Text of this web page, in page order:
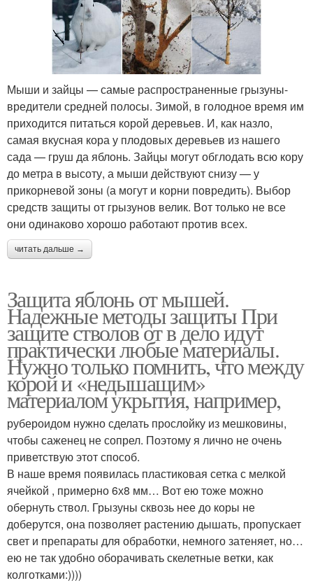
Мыши и зайцы — самые распространенные грызуны-
вредители средней полосы. Зимой, в голодное время им
приходится питаться корой деревьев. И, как назло,
самая вкусная кора у плодовых деревьев из нашего
сада — груш да яблонь. Зайцы могут обглодать всю кору
до метра в высоту, а мыши действуют снизу — у
прикорневой зоны (а могут и корни повредить). Выбор
средств защиты от грызунов велик. Вот только не все
они одинаково хорошо работают против всех.
читать дальше →
Защита яблонь от мышей.
Надежные методы защиты При
защите стволов от в дело идут
практически любые материалы.
Нужно только помнить, что между
корой и «недышащим»
материалом укрытия, например,
рубероидом нужно сделать прослойку из мешковины,
чтобы саженец не сопрел. Поэтому я лично не очень
приветствую этот способ.
В наше время появилась пластиковая сетка с мелкой
ячейкой , примерно 6х8 мм… Вот ею тоже можно
обернуть ствол. Грызуны сквозь нее до коры не
доберутся, она позволяет растению дышать, пропускает
свет и препараты для обработки, немного затеняет, но…
ею не так удобно оборачивать скелетные ветки, как
колготками:))))